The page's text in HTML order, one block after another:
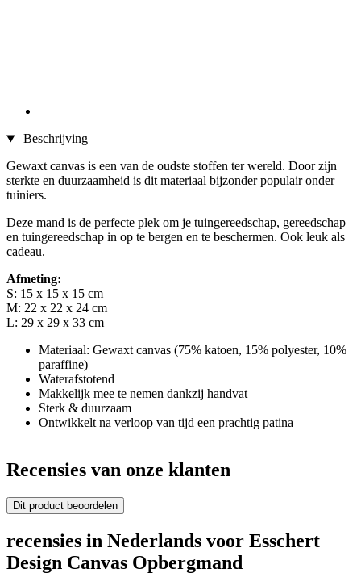
Beschrijving
Gewaxt canvas is een van de oudste stoffen ter wereld. Door zijn
sterkte en duurzaamheid is dit materiaal bijzonder populair onder
tuiniers.
Deze mand is de perfecte plek om je tuingereedschap, gereedschap
en tuingereedschap in op te bergen en te beschermen. Ook leuk als
cadeau.
Afmeting:
S: 15 x 15 x 15 cm
M: 22 x 22 x 24 cm
L: 29 x 29 x 33 cm
Materiaal: Gewaxt canvas (75% katoen, 15% polyester, 10%
paraffine)
Waterafstotend
Makkelijk mee te nemen dankzij handvat
Sterk & duurzaam
Ontwikkelt na verloop van tijd een prachtig patina
Recensies van onze klanten
Dit product beoordelen
recensies in Nederlands voor Esschert
Design Canvas Opbergmand